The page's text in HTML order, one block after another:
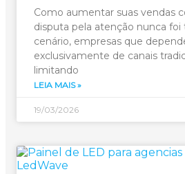
Como aumentar suas vendas
disputa pela atenção nunca foi
cenário, empresas que
exclusivamente de canais
limitando
LEIA MAIS »
19/03/2026